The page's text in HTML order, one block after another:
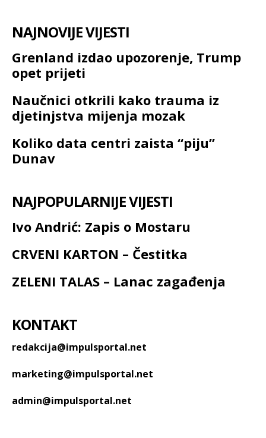
NAJNOVIJE VIJESTI
Grenland izdao upozorenje, Trump
opet prijeti
Naučnici otkrili kako trauma iz
djetinjstva mijenja mozak
Koliko data centri zaista “piju”
Dunav
NAJPOPULARNIJE VIJESTI
Ivo Andrić: Zapis o Mostaru
CRVENI KARTON – Čestitka
ZELENI TALAS – Lanac zagađenja
KONTAKT
redakcija@impulsportal.net
marketing@impulsportal.net
admin@impulsportal.net